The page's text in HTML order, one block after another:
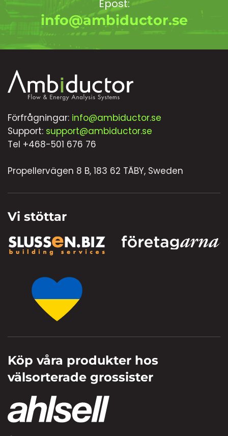
Epost:
info@ambiductor.se
Förfrågningar: info@ambiductor.se
Support: support@ambiductor.se
Tel +468-501 676 76
Propellervägen 8 B, 183 62 TÄBY, Sweden
Vi stöttar
Köp våra produkter hos
välsorterade grossister